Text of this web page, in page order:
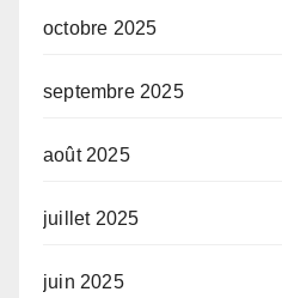
octobre 2025
septembre 2025
août 2025
juillet 2025
juin 2025